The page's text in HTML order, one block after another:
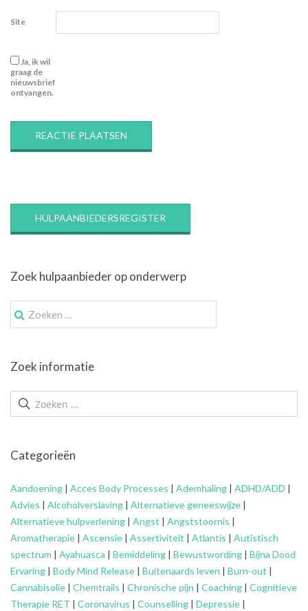
Site
Ja, ik wil
graag de
nieuwsbrief
ontvangen.
HULPAANBIEDERSREGISTER
Zoek hulpaanbieder op onderwerp
Zoek
naar:
Zoek informatie
Categorieën
Aandoening | Acces Body Processes | Ademhaling | ADHD/ADD |
Advies | Alcoholverslaving | Alternatieve geneeswijze |
Alternatieve hulpverlening | Angst | Angststoornis |
Aromatherapie | Ascensie | Assertiviteit | Atlantis | Autistisch
spectrum | Ayahuasca | Bemiddeling | Bewustwording | Bijna Dood
Ervaring | Body Mind Release | Buitenaards leven | Burn-out |
Cannabisolie | Chemtrails | Chronische pijn | Coaching | Cognitieve
Therapie RET | Coronavirus | Counselling | Depressie |